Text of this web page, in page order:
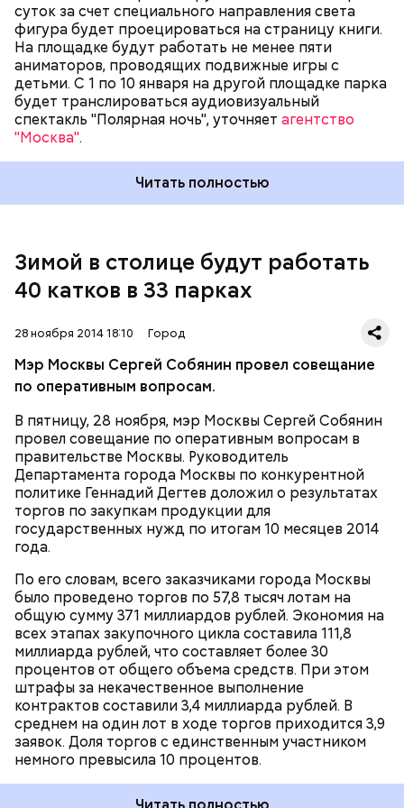
суток за счет специального направления света
фигура будет проецироваться на страницу книги.
На площадке будут работать не менее пяти
аниматоров, проводящих подвижные игры с
детьми. С 1 по 10 января на другой площадке парка
будет транслироваться аудиовизуальный
спектакль "Полярная ночь", уточняет агентство
"Москва".
Читать полностью
Зимой в столице будут работать
40 катков в 33 парках
28 ноября 2014 18:10 Город
Мэр Москвы Сергей Собянин провел совещание
по оперативным вопросам.
В пятницу, 28 ноября, мэр Москвы Сергей Собянин
провел совещание по оперативным вопросам в
правительстве Москвы. Руководитель
Департамента города Москвы по конкурентной
политике Геннадий Дегтев доложил о результатах
торгов по закупкам продукции для
государственных нужд по итогам 10 месяцев 2014
года.
По его словам, всего заказчиками города Москвы
было проведено торгов по 57,8 тысяч лотам на
общую сумму 371 миллиардов рублей. Экономия на
всех этапах закупочного цикла составила 111,8
миллиарда рублей, что составляет более 30
процентов от общего объема средств. При этом
штрафы за некачественное выполнение
контрактов составили 3,4 миллиарда рублей. В
среднем на один лот в ходе торгов приходится 3,9
заявок. Доля торгов с единственным участником
немного превысила 10 процентов.
Руководитель Департамента культуры города
Москвы Сергей Капков доложил о подготовке
городских парков культуры и отдыха к зимнему
сезону. По его словам, в этом сезоне будут
работать 40 катков в 33 парках, из них 23 катка — с
искусственным льдом. Катки уже открыты в Парке
Горького, «Сокольниках» и Измайловском парке. 30
ноября запланировано открытие катков с
искусственным льдом в остальных парках
культуры и отдыха. Идет заливка катков с
(подробнее...
ЗИМА
- Старый Арбат, в отличие от Столешникова
(переулка - прим. Агентства «Москва») или
Кузнецкого моста, не пешеходный просто по
своим хотя бы размерам - он слишком длинный.
Если Столешников - это была такая связка именно
пешеходная, которая в таком формате и
существовала, и Кузнецкий мост тоже. Арбат - это
все-таки надуманная вещь. И в этом, мне кажется,
ее дефект, - сказал Скокан.